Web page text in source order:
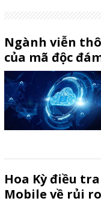
Fortinet, thông tin
7/2026.
Ngành viễn
của mã độc
Hoa Kỳ điều
Mobile về rủi